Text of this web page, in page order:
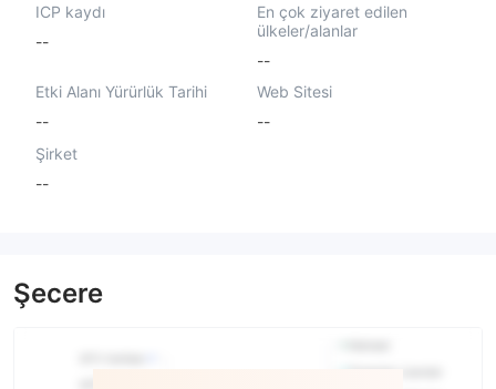
ICP kaydı
--
En çok ziyaret edilen
ülkeler/alanlar
--
Etki Alanı Yürürlük Tarihi
--
Web Sitesi
--
Şirket
--
Şecere